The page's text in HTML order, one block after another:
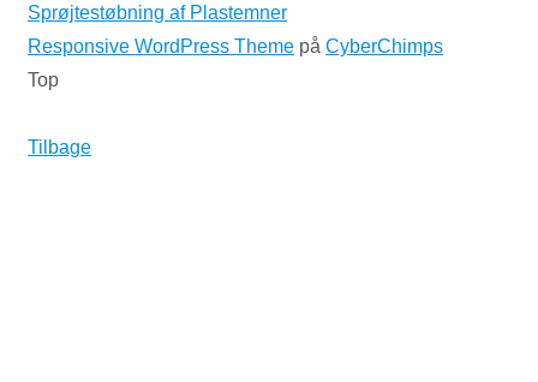
Sprøjtestøbning af Plastemner
Responsive WordPress Theme på CyberChimps
Top
Tilbage